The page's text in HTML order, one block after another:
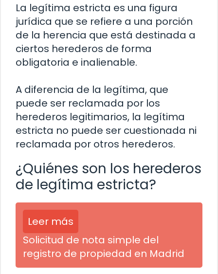
La legítima estricta es una figura
jurídica que se refiere a una porción
de la herencia que está destinada a
ciertos herederos de forma
obligatoria e inalienable.
A diferencia de la legítima, que
puede ser reclamada por los
herederos legitimarios, la legítima
estricta no puede ser cuestionada ni
reclamada por otros herederos.
¿Quiénes son los herederos
de legítima estricta?
Leer más
Solicitud de nota simple del
registro de propiedad en Madrid